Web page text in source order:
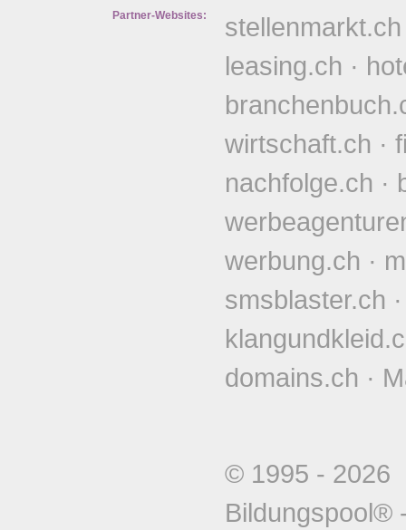
Partner-Websites: stellenmarkt.ch
leasing.ch ·
wirtschaft.ch ·
nachfolge.ch ·
werbung.ch ·
smsblaster.ch
domains.ch ·
© 1995 -
Bildungspool®